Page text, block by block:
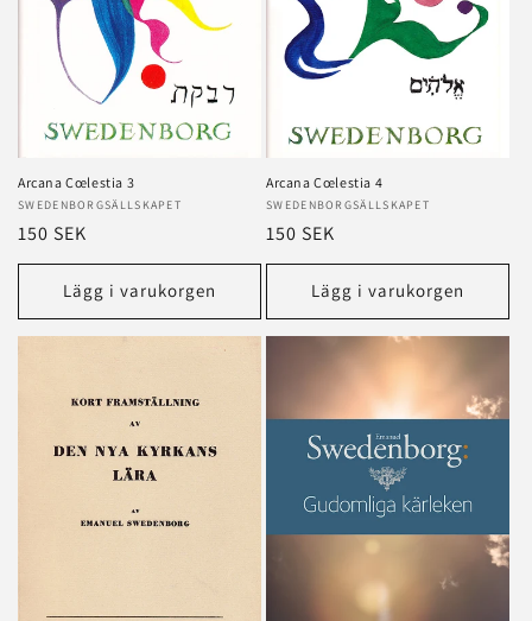
Arcana Cœlestia 3
Säljare:
SWEDENBORGSÄLLSKAPET
Ordinarie
pris
150 SEK
Lägg i varukorgen
Arcana Cœlestia 4
Säljare:
SWEDENBORGSÄLLSKAPET
Ordinarie
pris
150 SEK
Lägg i varukorgen